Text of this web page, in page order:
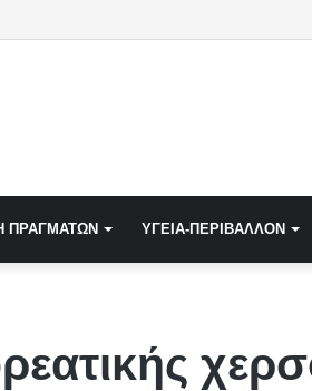
ΠΡΑΓΜΑΤΩΝ ΥΓΕΙΑ-ΠΕΡΙΒΑΛΛΟΝ